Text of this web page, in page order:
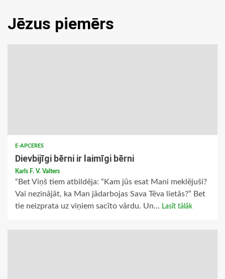
Jēzus piemērs
E-APCERES
Dievbijīgi bērni ir laimīgi bērni
Karls F. V. Valters
“Bet Viņš tiem atbildēja: “Kam jūs esat Mani meklējuši?
Vai nezinājāt, ka Man jādarbojas Sava Tēva lietās?” Bet
tie neizprata uz viņiem sacīto vārdu. Un... Lasīt tālāk